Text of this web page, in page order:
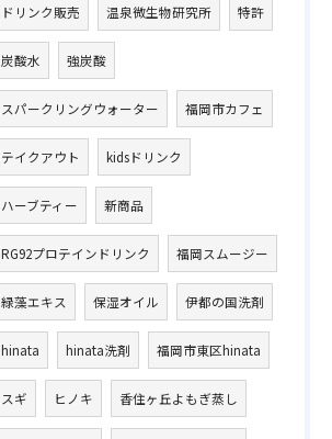
ドリンク販売 温泉微生物研究所 特許
炭酸水 強炭酸
スパークリングウォーター 福岡市カフェ
テイクアウト kidsドリンク
ハーブティー 新商品
RG92プロテインドリンク 福岡スムージー
緑藻エキス 保湿オイル 伊都の国洗剤
hinata hinata洗剤 福岡市東区hinata
スギ ヒノキ 香住ヶ丘よもぎ蒸し